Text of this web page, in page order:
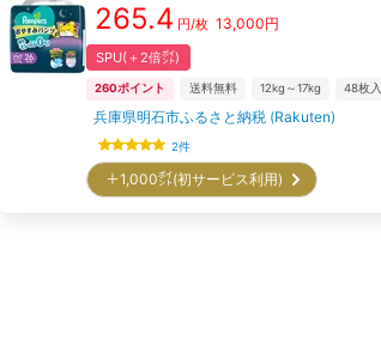
265.4 円/枚 13,000円
SPU(＋2倍㌽)
260ポイント 送料無料 12kg～17kg 48枚入
兵庫県明石市ふるさと納税 (Rakuten)
2件
＋1,000㌽(初サービス利用)